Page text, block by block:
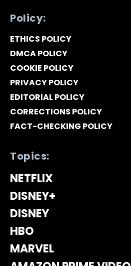
Policy:
ETHICS POLICY
DMCA POLICY
COOKIE POLICY
PRIVACY POLICY
EDITORIAL POLICY
CORRECTIONS POLICY
FACT-CHECKING POLICY
Topics:
NETFLIX
DISNEY+
DISNEY
HBO
MARVEL